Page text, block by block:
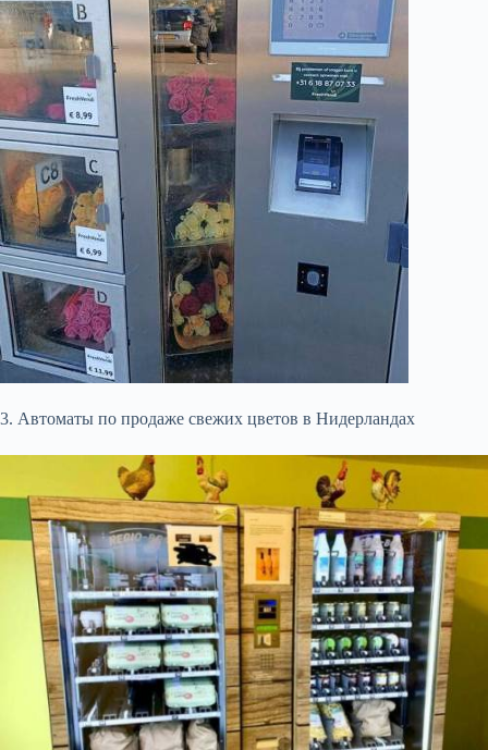
3. Автоматы по продаже свежих цветов в Нидерландах